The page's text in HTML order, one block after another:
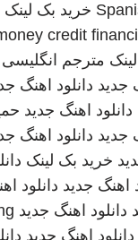
خرید بک لینک
credit
مترجم
جدید دانلود اهنگ
دانلود اهنگ جدید
جدید دانلود اهنگ
خرید بک لینک
اهنگ جدید دانلود
دانلود اهنگ جدید
دانلود اهنگ جدید